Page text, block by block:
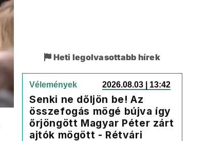
Heti legolvasottabb hírek
Vélemények 2026.08.03 | 13:42
Senki ne dőljön be! Az
összefogás mögé bújva így
őrjöngött Magyar Péter zárt
ajtók mögött - Rétvári